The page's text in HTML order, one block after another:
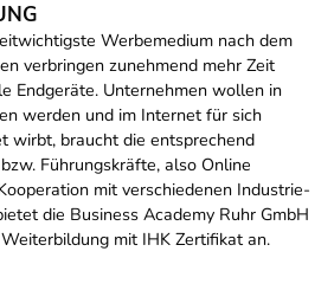
Werbemedium nach dem
verbringen zunehmend mehr Zeit
Endgeräte. Unternehmen wollen in
werden und im Internet für sich
wirbt, braucht die entsprechend
Führungskräfte, also Online
mit verschiedenen Industrie-
die Business Academy Ruhr GmbH
mit IHK Zertifikat an.